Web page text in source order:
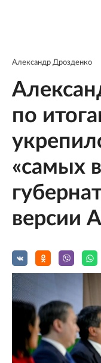
Александр Дрозденко
по
«самых
версии